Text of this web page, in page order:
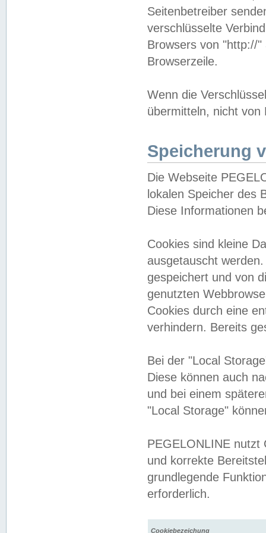
Seitenbetreiber
verschlüsselte
Browsers von "http://
Browserzeile.
Wenn die
übermitteln, nicht von
Speicherung
Die Webseite
lokalen Speicher des
Diese Informationen
Cookies sind kleine
ausgetauscht
gespeichert und von
genutzten
Cookies durch eine
verhindern. Bereits
Bei der "Local
Diese können auch
und bei einem
"Local Storage"
PEGELONLINE nutzt
und korrekte
grundlegende
erforderlich.
Cookiebezeichung